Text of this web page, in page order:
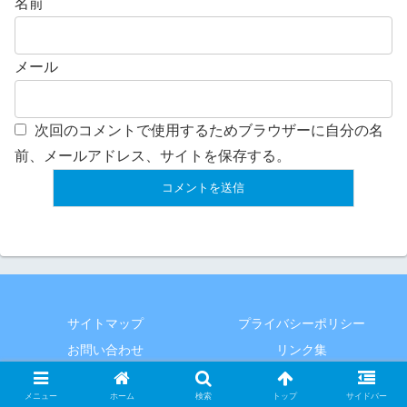
メール
次回のコメントで使用するためブラウザーに自分の名
前、メールアドレス、サイトを保存する。
サイトマップ
プライバシーポリシー
お問い合わせ
リンク集
© 2013-2026 バスケットボールライン.com.
メニュー ホーム 検索 トップ サイドバー